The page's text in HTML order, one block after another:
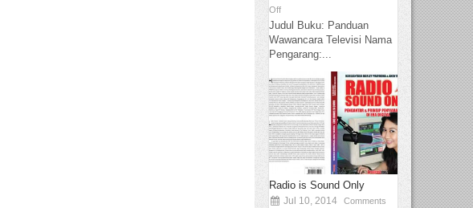
Off
Judul Buku: Panduan
Wawancara Televisi Nama
Pengarang:...
Radio is Sound Only
Jul 10, 2014
Comments